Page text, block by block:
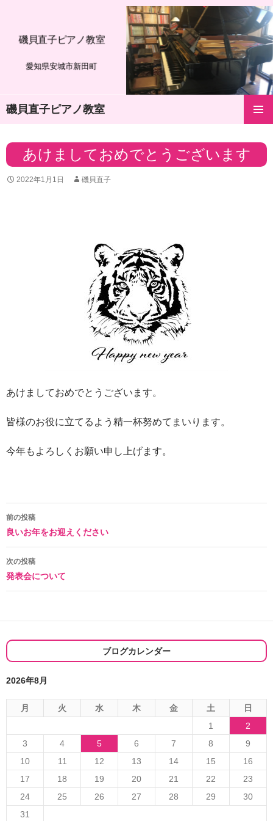
愛知県安城市新田町
磯貝直子ピアノ教室
磯貝直子ピアノ教室
テ
へ
あけましておめでとうございます
2022年1月1日 磯貝直子
あけましておめでとうございます。
皆様のお役に立てるよう精一杯努めてまいります。
今年もよろしくお願い申し上げます。
投
稿
ナ
ビ
ー
シ
ョ
ン
前の投稿
良いお年をお迎えください
次の投稿
発表会について
ブログカレンダー
2026年8月
月 火 水 木 金 土
日
1
2
3
4 5 6 7 8
9
10
11 12 13 14 15
16
17
18 19 20 21 22
23
24
25 26 27 28 29
30
31